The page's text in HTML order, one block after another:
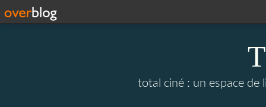
total ciné : un espace de